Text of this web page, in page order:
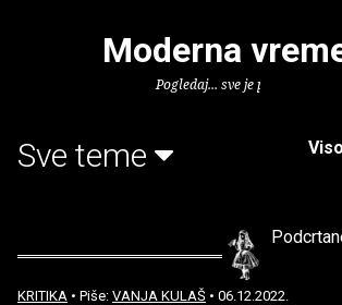
Moderna
Pogledaj... sve je puno knjiga.
Sve teme
KRITIKA • Piše: VANJA KULAŠ • 06.12.2022.